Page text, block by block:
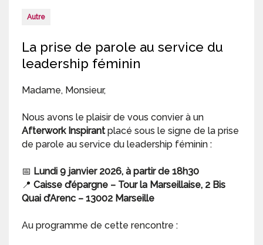
Autre
La prise de parole au service du
leadership féminin
Madame, Monsieur,
Nous avons le plaisir de vous convier à un
Afterwork Inspirantplacé sous le signe de la prise
de parole au service du leadership féminin :
📅 Lundi 9 janvier 2026, à partir de 18h30
📍 Caisse d’épargne – Tour la Marseillaise, 2 Bis
Quai d’Arenc – 13002 Marseille
Au programme de cette rencontre :